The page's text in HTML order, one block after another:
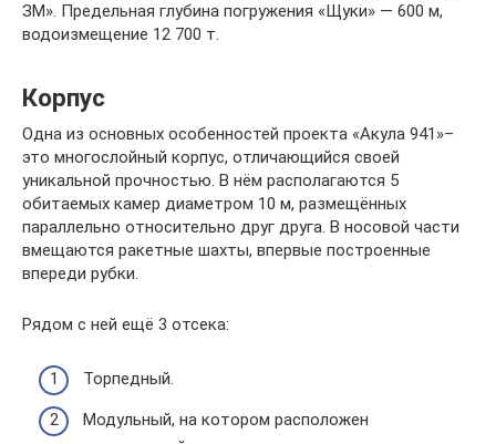
ЗМ». Предельная глубина погружения «Щуки» — 600 м,
водоизмещение 12 700 т.
Корпус
Одна из основных особенностей проекта «Акула 941»–
это многослойный корпус, отличающийся своей
уникальной прочностью. В нём располагаются 5
обитаемых камер диаметром 10 м, размещённых
параллельно относительно друг друга. В носовой части
вмещаются ракетные шахты, впервые построенные
впереди рубки.
Рядом с ней ещё 3 отсека:
Торпедный.
Модульный, на котором расположен